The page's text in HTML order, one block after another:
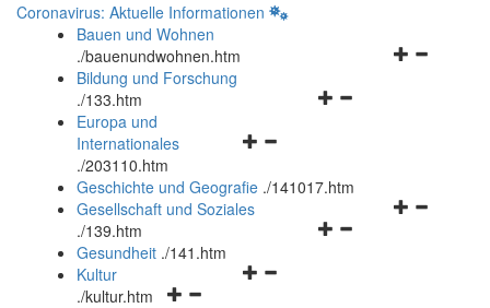
Coronavirus: Aktuelle Informationen
Bauen und Wohnen
./bauenundwohnen.htm
Navigationsmenü
Bildung und Forschung
./133.htm
Navigationsmenü
und
schließen
Europa und
Internationales
./203110.htm
Geschichte und Geografie ./141017.htm
Navigationsmenü
Gesellschaft und Soziales
./139.htm
Navigationsmenü
Gesundheit ./141.htm
Navigationsmenü
Kultur
./kultur.htm